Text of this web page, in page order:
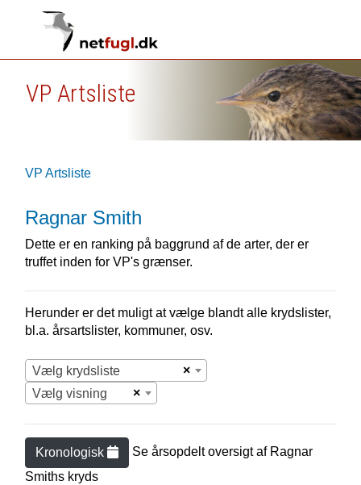
VP Artsliste
VP Artsliste
Ragnar Smith
Dette er en ranking på baggrund af de arter, der er
truffet inden for VP's grænser.
Herunder er det muligt at vælge blandt alle krydslister,
bl.a. årsartslister, kommuner, osv.
×
Vælg krydsliste
×
Vælg visning
Kronologisk Se årsopdelt oversigt af Ragnar
Smiths kryds